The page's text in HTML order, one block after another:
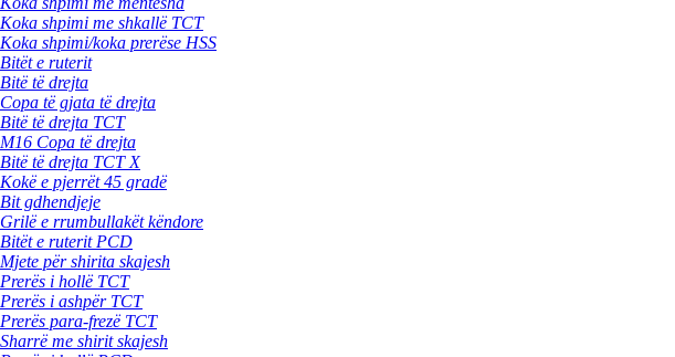
Koka shpimi me shkallë TCT
Koka shpimi/koka prerëse HSS
Bitët e ruterit
Bitë të drejta
Copa të gjata të drejta
Bitë të drejta TCT
M16 Copa të drejta
Bitë të drejta TCT X
Kokë e pjerrët 45 gradë
Bit gdhendjeje
Grilë e rrumbullakët këndore
Bitët e ruterit PCD
Mjete për shirita skajesh
Prerës i hollë TCT
Prerës i ashpër TCT
Prerës para-frezë TCT
Sharrë me shirit skajesh